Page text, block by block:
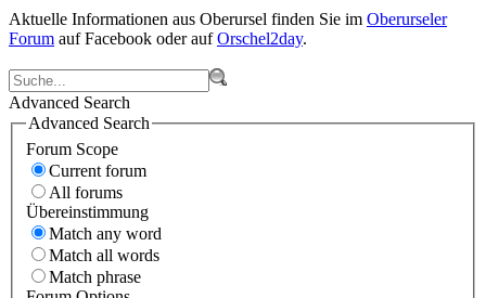
Aktuelle Informationen aus Oberursel finden Sie im Oberurseler
Forum auf Facebook oder aufOrschel2day.
Advanced Search
Advanced Search
Forum Scope
Current forum
All forums
Übereinstimmung
Match any word
Match all words
Match phrase